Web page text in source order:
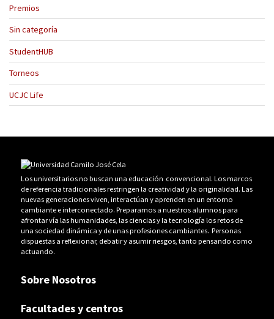
Premios
Sin categoría
StudentHUB
Torneos
UCJC Life
Los universitarios no buscan una educación convencional. Los marcos
de referencia tradicionales restringen la creatividad y la originalidad. Las
nuevas generaciones viven, interactúan y aprenden en un entorno
cambiante e interconectado. Preparamos a nuestros alumnos para
afrontar vía las humanidades, las ciencias y la tecnología los retos de
una sociedad dinámica y de unas profesiones cambiantes. Personas
dispuestas a reflexionar, debatir y asumir riesgos, tanto pensando como
actuando.
Sobre Nosotros
Facultades y centros